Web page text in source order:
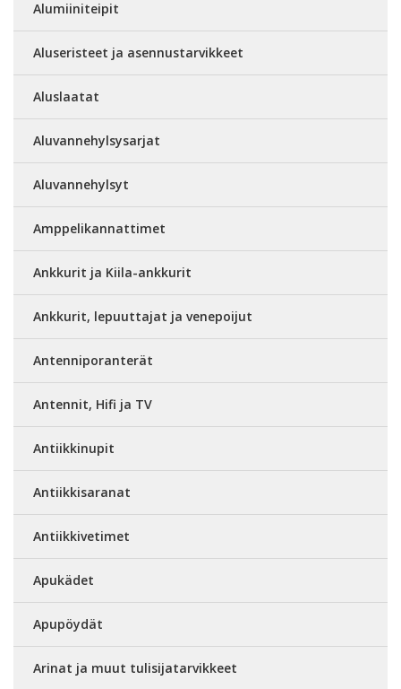
Alumiiniteipit
Aluseristeet ja asennustarvikkeet
Aluslaatat
Aluvannehylsysarjat
Aluvannehylsyt
Amppelikannattimet
Ankkurit ja Kiila-ankkurit
Ankkurit, lepuuttajat ja venepoijut
Antenniporanterät
Antennit, Hifi ja TV
Antiikkinupit
Antiikkisaranat
Antiikkivetimet
Apukädet
Apupöydät
Arinat ja muut tulisijatarvikkeet